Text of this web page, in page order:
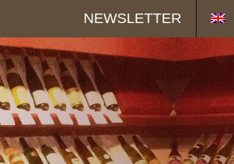
NEWSLETTER
Panneau de gestion des cookies